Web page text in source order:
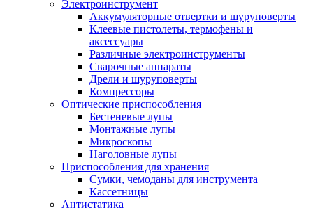
Электроинструмент
Аккумуляторные отвертки и шуруповерты
Клеевые пистолеты, термофены и
аксессуары
Различные электроинструменты
Сварочные аппараты
Дрели и шуруповерты
Компрессоры
Оптические приспособления
Бестеневые лупы
Монтажные лупы
Микроскопы
Наголовные лупы
Приспособления для хранения
Сумки, чемоданы для инструмента
Кассетницы
Антистатика